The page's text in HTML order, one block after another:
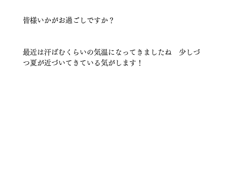
皆様いかがお過ごしですか？
最近は汗ばむくらいの気温になってきましたね　少しづ
つ夏が近づいてきている気がします！